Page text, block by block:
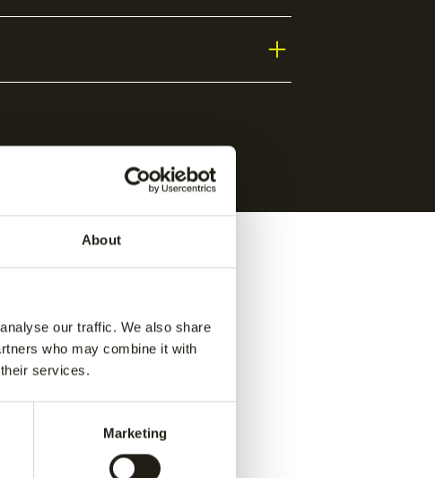
About
our traffic. We also share
who may combine it with
services.
Marketing
€50.00